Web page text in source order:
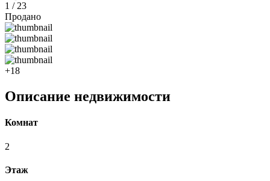
1 / 23
Продано
+18
Описание недвижимости
Комнат
2
Этаж